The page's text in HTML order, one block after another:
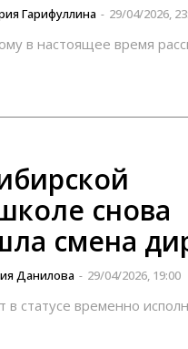
Гарифуллина - 29/04/2026,
в настоящее время
снова
смена
Данилова - 29/04/2026, 19:00
в статусе временно